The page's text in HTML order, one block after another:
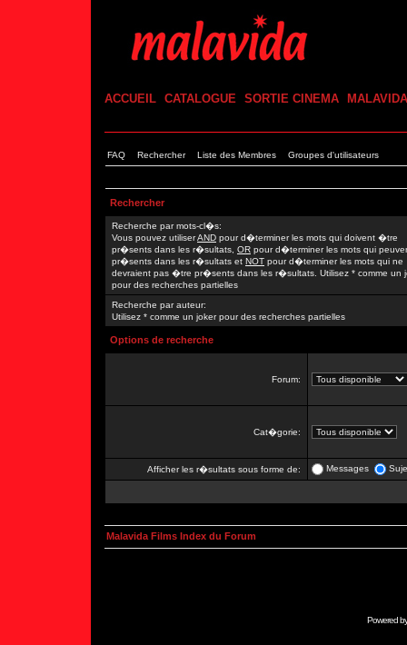
ACCUEIL CATALOGUE SORTIE CINEMA MALAVIDA
FAQ Rechercher Liste des Membres Groupes d'utilisateurs
Rechercher
Recherche par mots-cl�s:
Vous pouvez utiliserAND pour d�terminer les mots qui doivent �tre
pr�sents dans les r�sultats, OR pour d�terminer les mots qui
pr�sents dans les r�sultats et NOT pour d�terminer les mots qui ne
devraient pas �tre pr�sents dans les r�sultats. Utilisez * comme un
pour des recherches partielles
Recherche par auteur:
Utilisez * comme un joker pour des recherches partielles
Options de recherche
Forum:
Cat�gorie:
Afficher les r�sultats sous forme de: Messages
Malavida Films Index du Forum
Powered